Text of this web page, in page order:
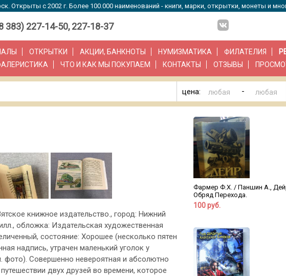
Открыты с 2002 г. Более 100.000 наименований - книги, марки, открытки, монеты и
383) 227-14-50, 227-18-37
ОТКРЫТКИ АКЦИИ, БАНКНОТЫ НУМИЗМАТИКА ФИЛАТЕЛИЯ
ЧТО И КАК МЫ ПОКУПАЕМ КОНТАКТЫ ОТЗЫВЫ
цена: -
книжное издательство., город: Нижний
обложка: Издательская художественная
состояние: Хорошее (несколько пятен
надпись, утрачен маленький уголок у
фото). Совершенно невероятная и абсолютно
двух друзей во времени, которое
Фармер Ф.Х. / Паншин А.,
Обряд Перехода.
100 руб.